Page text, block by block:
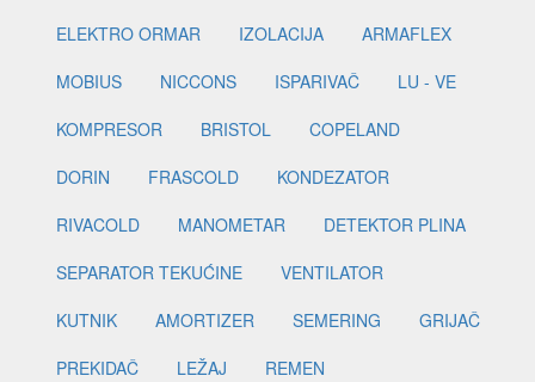
ELEKTRO ORMAR
IZOLACIJA
ARMAFLEX
MOBIUS
NICCONS ISPARIVAČ
LU - VE
KOMPRESOR
BRISTOL
COPELAND
DORIN
FRASCOLD
KONDEZATOR
RIVACOLD
MANOMETAR
DETEKTOR PLINA
SEPARATOR TEKUĆINE
VENTILATOR
KUTNIK
AMORTIZER SEMERING
GRIJAČ
PREKIDAČ
LEŽAJ
REMEN